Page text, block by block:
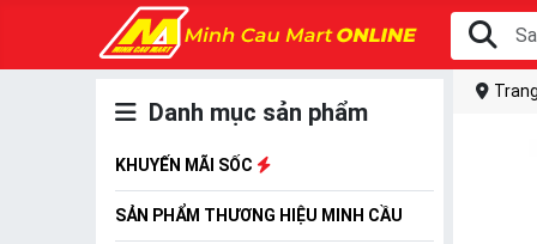
Danh mục sản phẩm
KHUYẾN MÃI SỐC
SẢN PHẨM THƯƠNG HIỆU MINH CẦU